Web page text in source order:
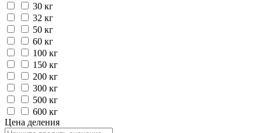
30 кг
32 кг
50 кг
60 кг
100 кг
150 кг
200 кг
300 кг
500 кг
600 кг
Цена деления